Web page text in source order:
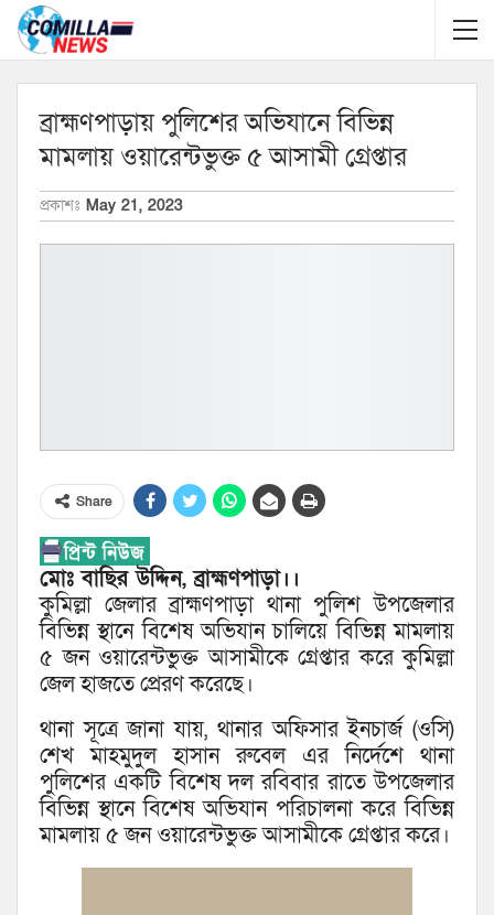
ব্রাহ্মণপাড়ায় পুলিশের অভিযানে বিভিন্ন
মামলায় ওয়ারেন্টভুক্ত ৫ আসামী গ্রেপ্তার
প্রকাশঃ May 21, 2023
Share
মোঃ বাছির উদ্দিন, ব্রাহ্মণপাড়া।।
কুমিল্লা জেলার ব্রাহ্মণপাড়া থানা পুলিশ উপজেলার
বিভিন্ন স্থানে বিশেষ অভিযান চালিয়ে বিভিন্ন মামলায়
৫ জন ওয়ারেন্টভুক্ত আসামীকে গ্রেপ্তার করে কুমিল্লা
জেল হাজতে প্রেরণ করেছে।
থানা সূত্রে জানা যায়, থানার অফিসার ইনচার্জ (ওসি)
শেখ মাহমুদুল হাসান রুবেল এর নির্দেশে থানা
পুলিশের একটি বিশেষ দল রবিবার রাতে উপজেলার
বিভিন্ন স্থানে বিশেষ অভিযান পরিচালনা করে বিভিন্ন
মামলায় ৫ জন ওয়ারেন্টভুক্ত আসামীকে গ্রেপ্তার করে।